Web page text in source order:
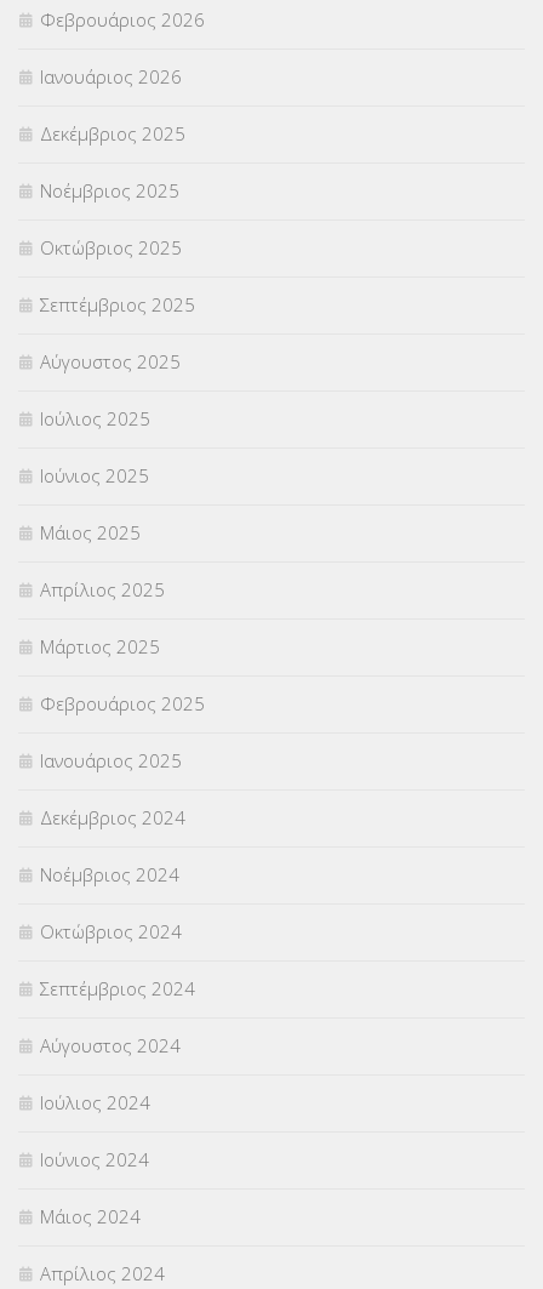
ΣΥΜΒΟΥΛΕΥΤΙΚΟΣ ΣΤΑΘΜΟΣ ΝΕΩΝ
ΣΥΝΤΑΞΕΙΣ(12)
ΣΧΟΛΙΚΟΙ ΣΥΜΒΟΥΛΟΙ
ΥΠΕΡΑΡΙΘΜΟΙ(1)
ΥΠΟΤΡΟΦΙΕΣ(28)
ΦΥΣΙΚΗ ΑΓΩΓΗ(692)
Χωρίς κατηγορία
Φεβρουάριος 2026
Ιανουάριος 2026
Δεκέμβριος 2025
Νοέμβριος 2025
Οκτώβριος 2025
Σεπτέμβριος 2025
Αύγουστος 2025
Ιούλιος 2025
Ιούνιος 2025
Μάιος 2025
Απρίλιος 2025
Μάρτιος 2025
Φεβρουάριος 2025
Ιανουάριος 2025
Δεκέμβριος 2024
Νοέμβριος 2024
Οκτώβριος 2024
Σεπτέμβριος 2024
Αύγουστος 2024
Ιούλιος 2024
Ιούνιος 2024
Μάιος 2024
Απρίλιος 2024